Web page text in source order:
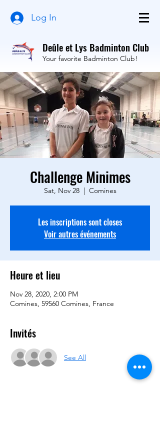
Log In
Deûle et Lys Badminton Club
Your favorite Badminton Club!
Challenge Minimes
Sat, Nov 28
  |
Comines
Les inscriptions sont closes
Voir autres événements
Heure et lieu
Nov 28, 2020, 2:00 PM
Comines, 59560 Comines, France
Invités
See All